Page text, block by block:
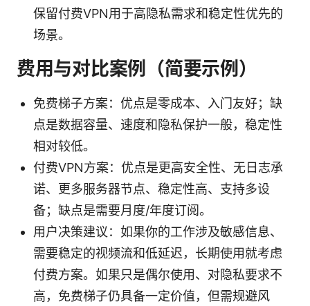
保留付费VPN用于高隐私需求和稳定性优先的
场景。
费用与对比案例（简要示例）
免费梯子方案：优点是零成本、入门友好；缺
点是数据容量、速度和隐私保护一般，稳定性
相对较低。
付费VPN方案：优点是更高安全性、无日志承
诺、更多服务器节点、稳定性高、支持多设
备；缺点是需要月度/年度订阅。
用户决策建议：如果你的工作涉及敏感信息、
需要稳定的视频流和低延迟，长期使用就考虑
付费方案。如果只是偶尔使用、对隐私要求不
高，免费梯子仍具备一定价值，但需规避风